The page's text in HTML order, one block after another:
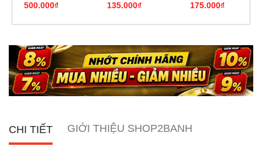
500.000₫
135.000₫ 175.000₫
CHI TIẾT GIỚI THIỆU SHOP2BANH